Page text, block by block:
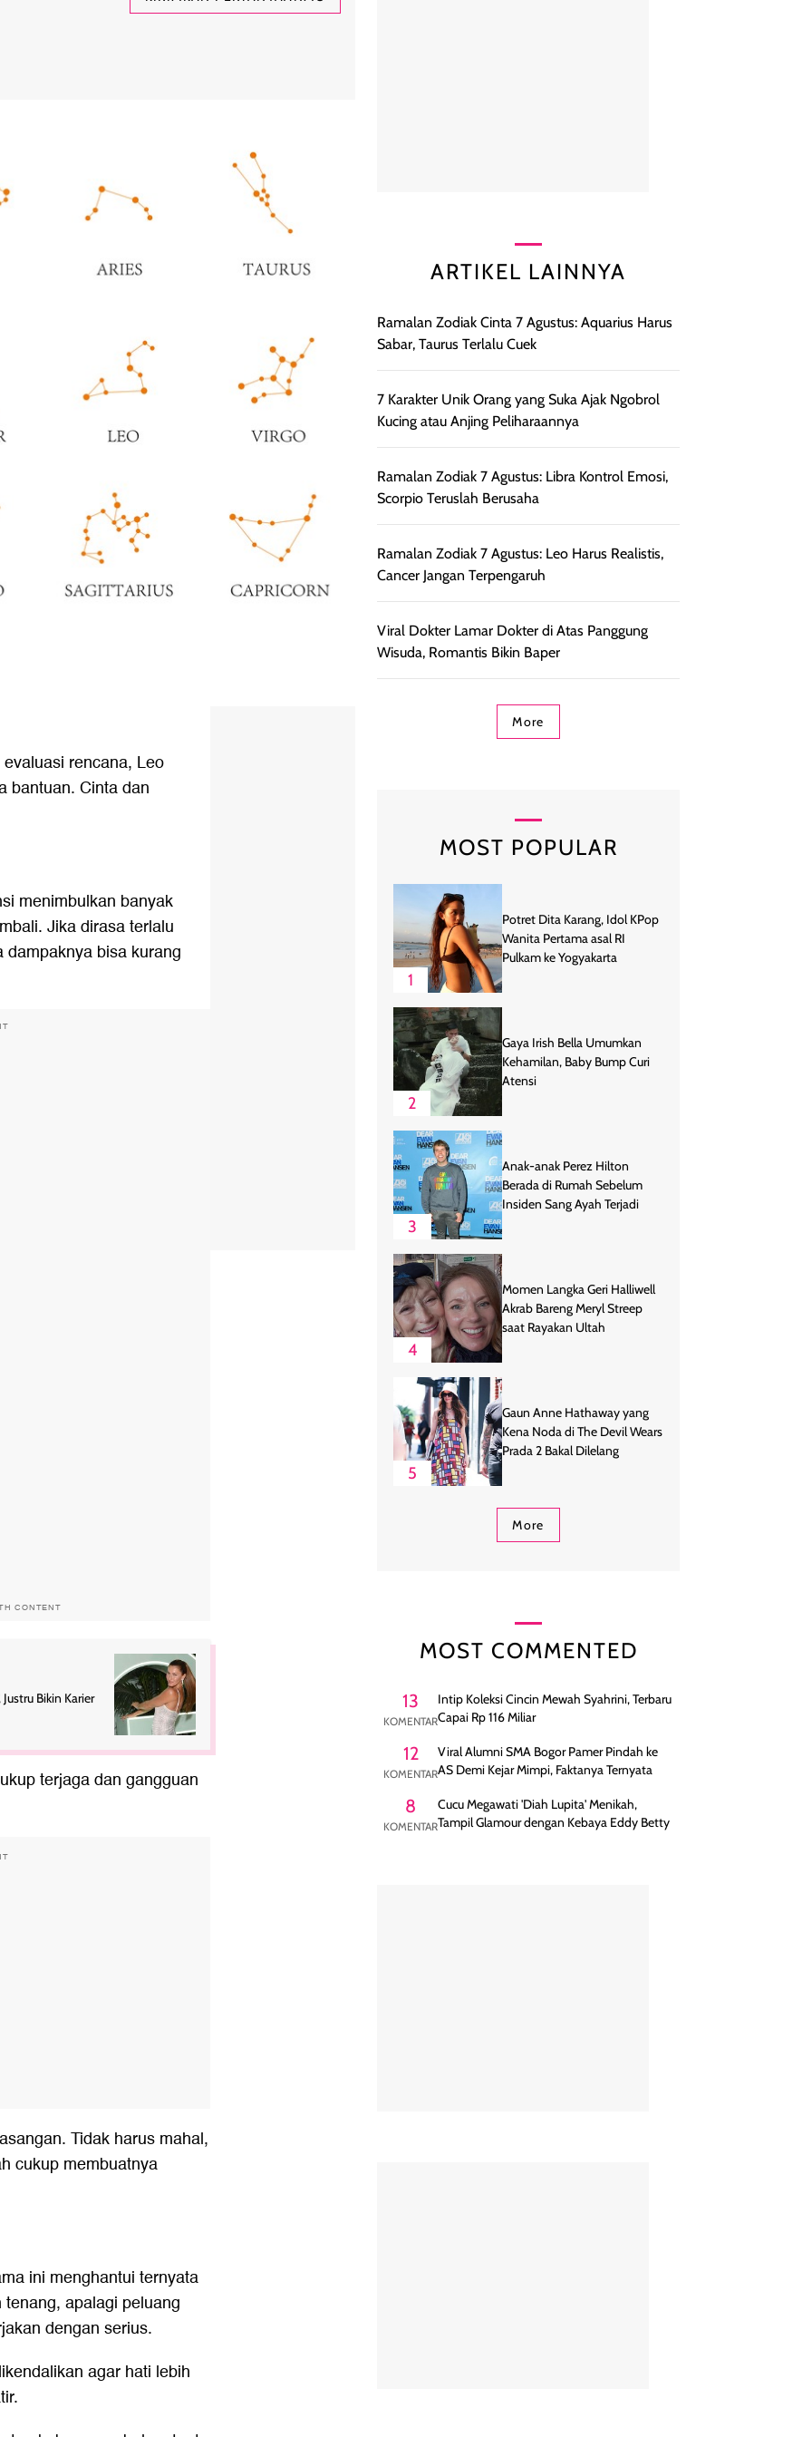
rencana, Leo
bantuan. Cinta dan
menimbulkan banyak
Jika dirasa terlalu
bisa kurang
CONTENT
Bikin Karier
terjaga dan gangguan
Tidak harus mahal,
cukup membuatnya
ini menghantui ternyata
apalagi peluang
dengan serius.
agar hati lebih
ARTIKEL LAINNYA
Ramalan Zodiak Cinta 7 Agustus: Aquarius Harus
Sabar, Taurus Terlalu Cuek
7 Karakter Unik Orang yang Suka Ajak Ngobrol
Kucing atau Anjing Peliharaannya
Ramalan Zodiak 7 Agustus: Libra Kontrol Emosi,
Scorpio Teruslah Berusaha
Ramalan Zodiak 7 Agustus: Leo Harus Realistis,
Cancer Jangan Terpengaruh
Viral Dokter Lamar Dokter di Atas Panggung
Wisuda, Romantis Bikin Baper
More
MOST POPULAR
1
Potret Dita Karang, Idol KPop
Wanita Pertama asal RI
Pulkam ke Yogyakarta
2
Gaya Irish Bella Umumkan
Kehamilan, Baby Bump Curi
Atensi
3
Anak-anak Perez Hilton
Berada di Rumah Sebelum
Insiden Sang Ayah Terjadi
4
Momen Langka Geri Halliwell
Akrab Bareng Meryl Streep
saat Rayakan Ultah
5
Gaun Anne Hathaway yang
Kena Noda di The Devil Wears
Prada 2 Bakal Dilelang
More
MOST COMMENTED
13
KOMENTAR
Intip Koleksi Cincin Mewah Syahrini, Terbaru
Capai Rp 116 Miliar
12
KOMENTAR
Viral Alumni SMA Bogor Pamer Pindah ke
AS Demi Kejar Mimpi, Faktanya Ternyata
8
KOMENTAR
Cucu Megawati 'Diah Lupita' Menikah,
Tampil Glamour dengan Kebaya Eddy Betty